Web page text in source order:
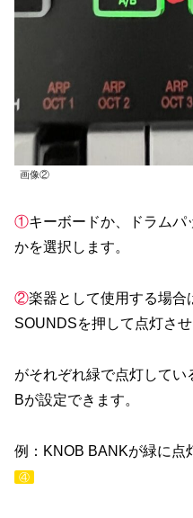
画像②
①キーボードか、ドラムパ
かを選択します。
②楽器として使用する場
SOUNDSを押して点灯させ
がそれぞれ緑で点灯して
Bが設定できます。
例：KNOB BANKが緑に点
④